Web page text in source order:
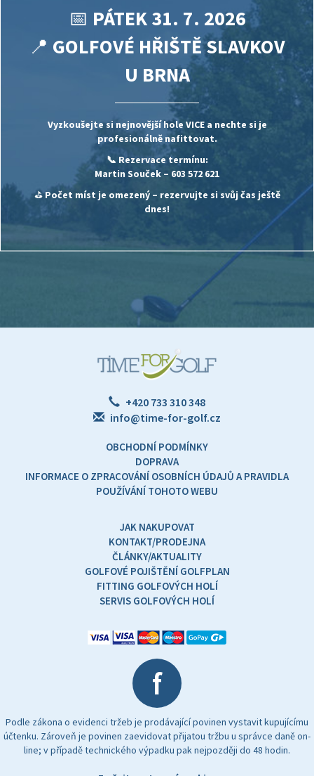
📅 PÁTEK 31. 7. 2026
📍 GOLFOVÉ HŘIŠTĚ SLAVKOV
U BRNA
Vyzkoušejte si nejnovější hole VICEa nechte si je
profesionálně nafittovat.
📞 Rezervace termínu:
Martin Souček – 603 572 621
⛳Počet míst je omezený – rezervujte si svůj čas ještě
dnes!
+420 733 310 348
info@time-for-golf.cz
OBCHODNÍ PODMÍNKY
DOPRAVA
INFORMACE O ZPRACOVÁNÍ OSOBNÍCH ÚDAJŮ A PRAVIDLA
POUŽÍVÁNÍ TOHOTO WEBU
JAK NAKUPOVAT
KONTAKT/PRODEJNA
ČLÁNKY/AKTUALITY
GOLFOVÉ POJIŠTĚNÍ GOLFPLAN
FITTING GOLFOVÝCH HOLÍ
SERVIS GOLFOVÝCH HOLÍ
f
Podle zákona o evidenci tržeb je prodávající povinen vystavit kupujícímu
účtenku. Zároveň je povinen zaevidovat přijatou tržbu u správce daně on-
line; v případě technického výpadku pak nejpozději do 48 hodin.